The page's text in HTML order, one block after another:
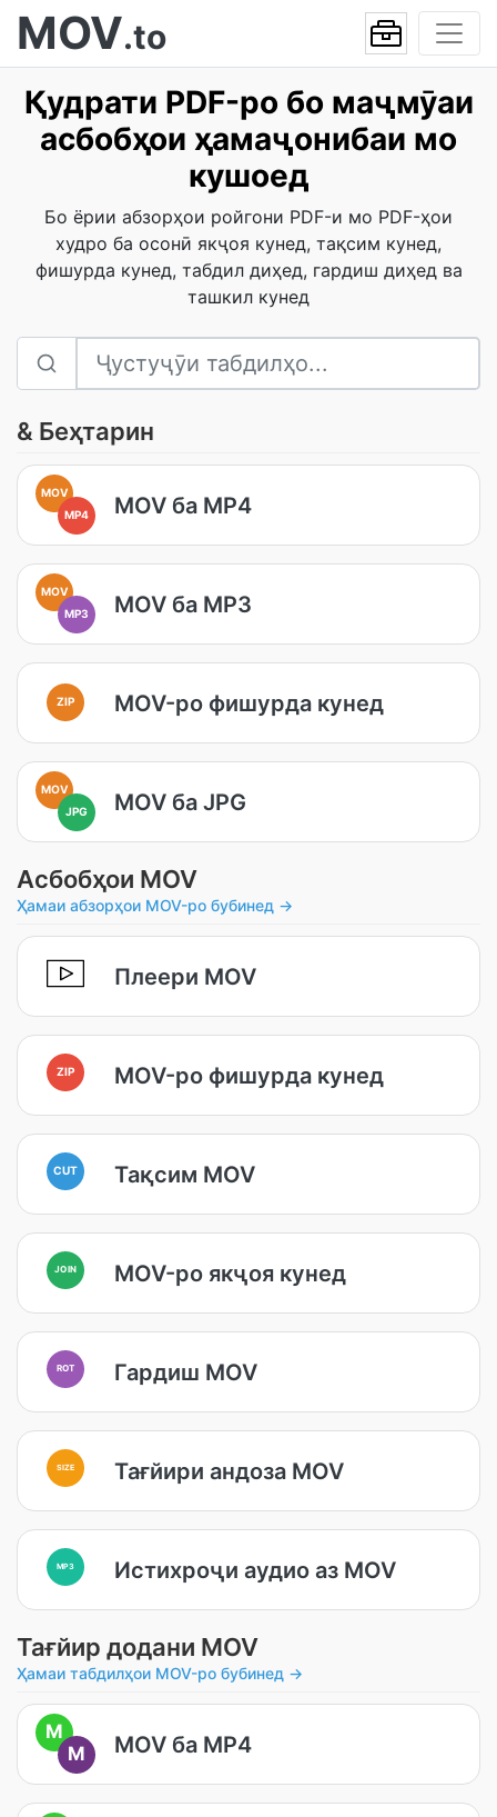
MOV.to
Қудрати PDF-ро бо маҷмӯаи
асбобҳои ҳамаҷонибаи мо
кушоед
Бо ёрии абзорҳои ройгони PDF-и мо PDF-ҳои
худро ба осонӣ якҷоя кунед, тақсим кунед,
фишурда кунед, табдил диҳед, гардиш диҳед ва
ташкил кунед
& Беҳтарин
MOV
MP4
MOV ба MP4
MOV
MP3
MOV ба MP3
ZIP MOV-ро фишурда кунед
MOV
JPG
MOV ба JPG
Асбобҳои MOV
Ҳамаи абзорҳои MOV-ро бубинед →
Плеери MOV
ZIP MOV-ро фишурда кунед
CUT Тақсим MOV
JOIN MOV-ро якҷоя кунед
ROT Гардиш MOV
SIZE Тағйири андоза MOV
MP3 Истихроҷи аудио аз MOV
Тағйир додани MOV
Ҳамаи табдилҳои MOV-ро бубинед →
M
M
MOV ба MP4